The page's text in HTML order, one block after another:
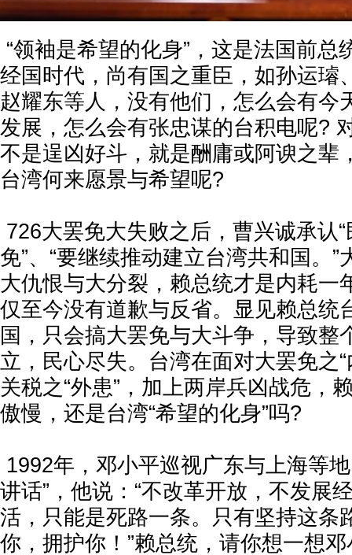
“领袖是希望的化身”，这是法国前总
经国时代，尚有国之重臣，如孙运璿
赵耀东等人，没有他们，怎么会有今
发展，怎么会有张忠谋的台积电呢?
不是逞凶好斗，就是酬庸或阿谀之辈
台湾何来愿景与希望呢?
726大罢免大失败之后，曹兴诚承认
免”、“要继续推动建立台湾共和国。
大仇恨与大分裂，赖总统才是内耗一
仅至今没有道歉与反省。显见赖总统
国，只会搞大罢免与大斗争，导致整
立，民心尽失。台湾在面对大罢免之
关税之“外患”，加上两岸兵凶战危，
傲慢，还是台湾“希望的化身”吗?
1992年，邓小平巡视广东与上海等
讲话”，他说：“不改革开放，不发展
活，只能是死路一条。只有坚持这条
你，拥护你！”赖总统，请你想一想